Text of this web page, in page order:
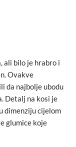
ali bilo je hrabro i
Ovakve
da najbolje ubodu
Detalj na kosi je
dimenziju cijelom
glumice koje